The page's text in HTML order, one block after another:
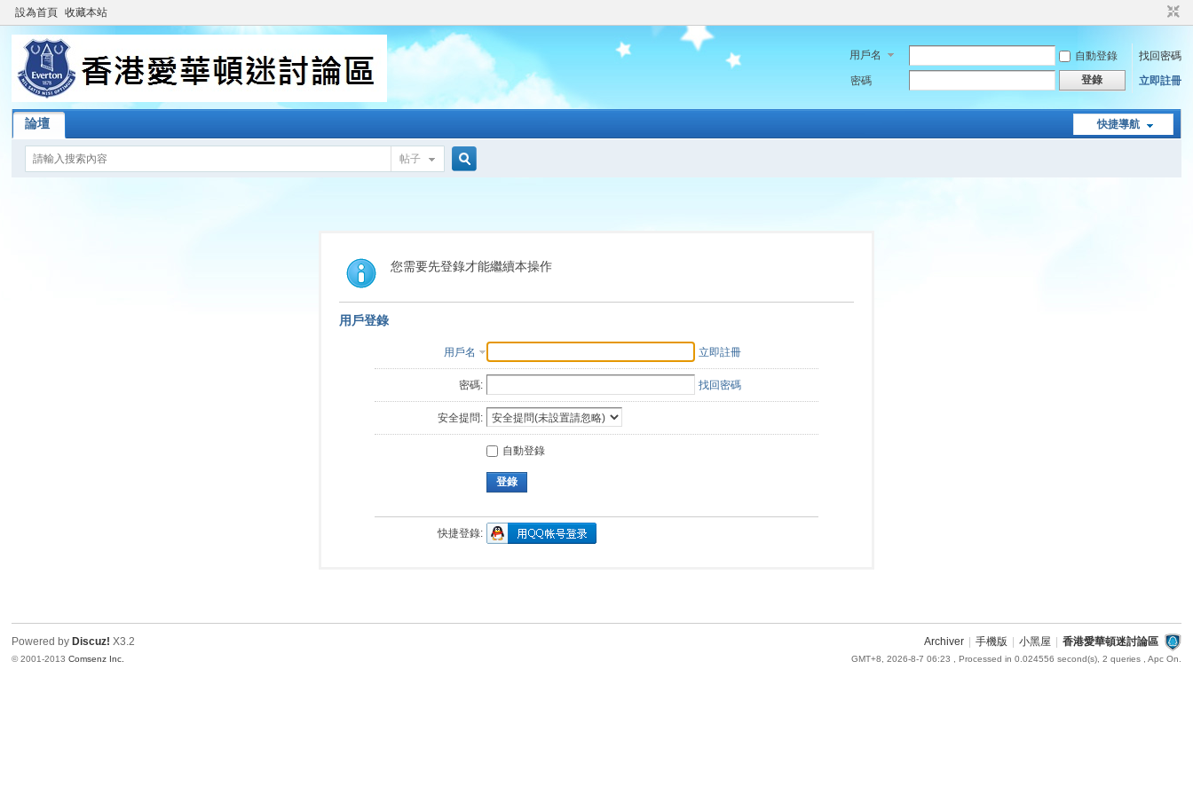
設為首頁 收藏本站
用戶名 自動登錄
找回密碼
密碼
登錄 立即註冊
快捷導航
論壇
帖子
索
您需要先登錄才能繼續本操作
用戶登錄
用戶名 立即註冊
密碼: 找回密碼
安全提問:
自動登錄
登錄
快捷登錄:
Archiver 手機版 小黑屋 香港愛華頓迷討論區
GMT+8, 2026-8-7 06:23 , Processed in 0.024556 second(s), 2 queries , Apc On.
Powered by Discuz! X3.2
© 2001-2013Comsenz Inc.